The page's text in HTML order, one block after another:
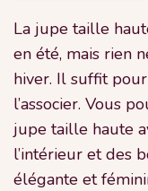
La jupe taille
en été, mais rien
hiver. Il suffit
l’associer. Vous
jupe taille haute
l’intérieur et des
élégante et